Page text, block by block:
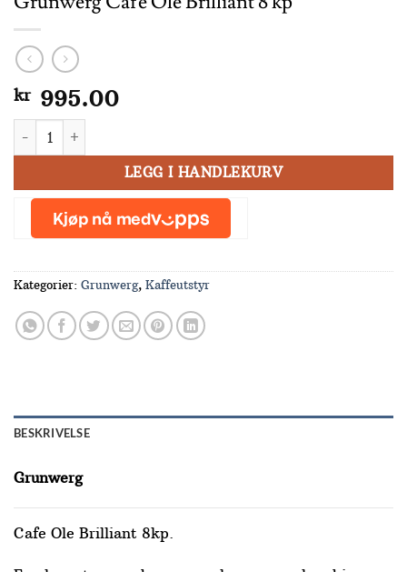
kr995.00
Grunwerg Cafe Ole Brilliant 8 kp antall
LEGG I HANDLEKURV
Kategorier: Grunwerg, Kaffeutstyr
BESKRIVELSE
Grunwerg
Cafe Ole Brilliant 8kp.